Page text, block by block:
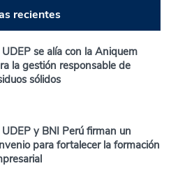
recientes
UDEP se alía con la Aniquem
la gestión responsable de
sólidos
UDEP y BNI Perú firman un
para fortalecer la formación